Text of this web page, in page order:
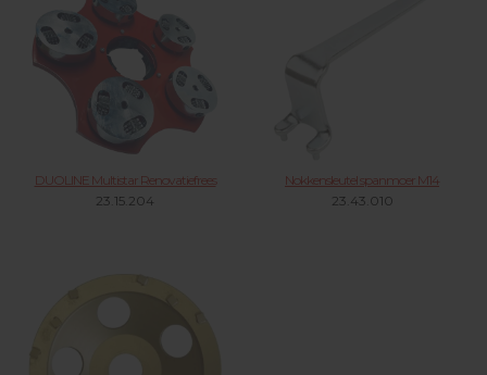
DUOLINE Multistar Renovatiefrees
23.15.204
Nokkensleutel spanmoer M14
23.43.010